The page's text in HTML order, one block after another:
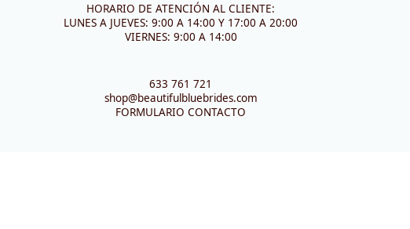
HORARIO DE ATENCIÓN AL CLIENTE:
LUNES A JUEVES: 9:00 A 14:00 Y 17:00 A 20:00
VIERNES: 9:00 A 14:00
633 761 721
shop@beautifulbluebrides.com
FORMULARIO CONTACTO